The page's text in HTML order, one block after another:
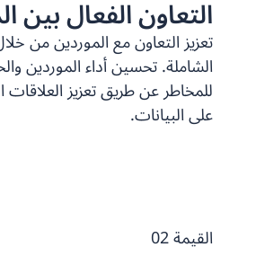
التعاون الفعال بين
تعزيز التعاون مع الموردين من
الشاملة. تحسين أداء الموردين
للمخاطر عن طريق تعزيز العلاقات
على البيانات.
القيمة 02